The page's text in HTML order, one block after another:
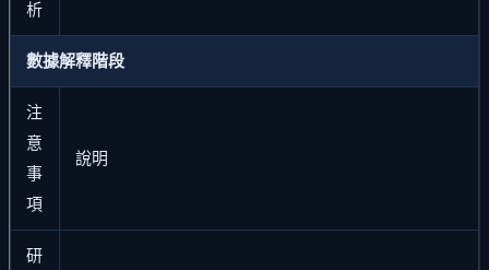
析
數據解釋階段
注
意
事
項
說明
研